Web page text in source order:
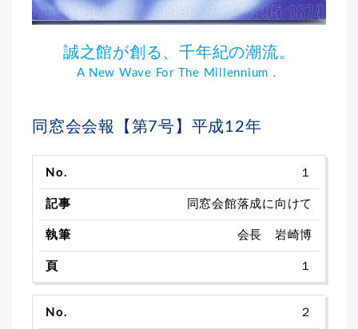
誠之館が創る、千年紀の潮流。
A New Wave For The Millennium．
同窓会会報【第7号】平成12年
１
同窓会館落成に向けて
会長 岩崎博
１
２